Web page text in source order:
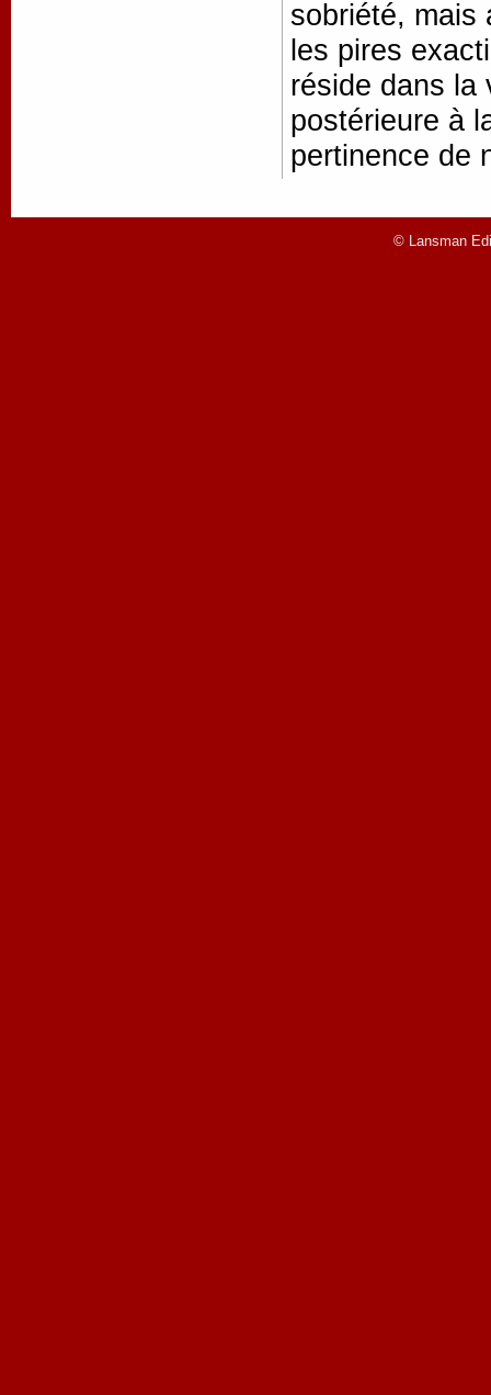
sobriété, mais
les pires
réside dans la
postérieure à
pertinence de
© Lansman